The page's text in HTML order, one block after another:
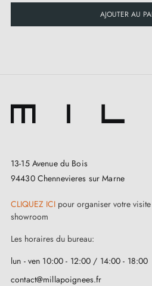
AJOUTER AU
13-15 Avenue du Bois
94430 Chennevieres sur Marne
CLIQUEZ ICI pour organiser votre
showroom
Les horaires du bureau:
lun - ven 10:00 - 12:00 / 14:00 - 18:00
contact@millapoignees.fr